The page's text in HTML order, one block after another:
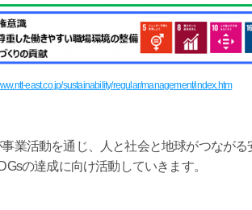
east.co.jp/sustainability/regular/management/index.htm
業活動を通じ、人と社会と地球がつながる
の達成に向け活動していきます。